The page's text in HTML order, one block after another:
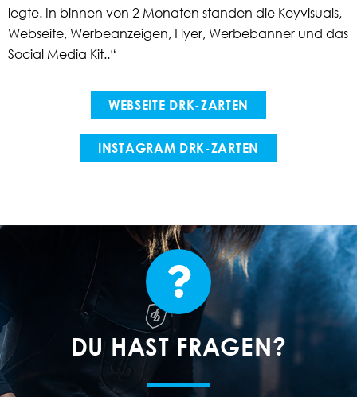
legte. In binnen von 2 Monaten standen die Keyvisuals,
Webseite, Werbeanzeigen, Flyer, Werbebanner und das
Social Media Kit..“
WEBSEITE DRK-ZARTEN
INSTAGRAM DRK-ZARTEN
DU HAST FRAGEN?